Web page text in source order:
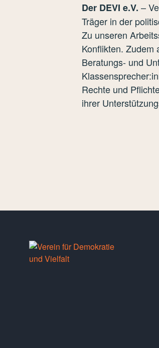
Der DEVI e.V. –
Träger in der
Zu unseren
Konflikten. Zudem
Beratungs- und
Rechte und
ihrer